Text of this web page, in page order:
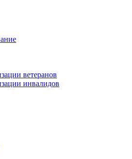
ветеранов
инвалидов